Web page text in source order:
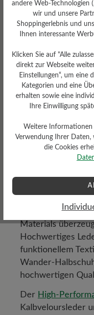
Barfuß-
Herren
BÄR entwirft
Nullabsatz
Materials
Hochwertiges
funktionellem
Wander-
hochwertigen
Der High-
Kalbveloursleder
andere Web-Technologien
wir und unsere
Shoppingerlebnis und
Ihnen interessante
Klicken Sie auf "Alle
direkt zur Webseite
Einstellungen“, um eine
Kategorien und eine
erhalten sowie eine
Ihre Einwilligung
Weitere Informationen
Verwendung Ihrer
die Cookies